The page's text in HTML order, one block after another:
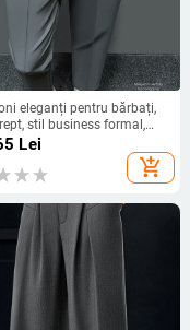
eleganți pentru bărbați,
stil business formal,
acrilic, pentru purtare
Lei
add_shopping_cart